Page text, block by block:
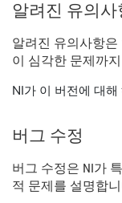
알려진 유의사
알려진 유의사항
이 심각한 문제까
NI가 이 버전에 대
버그 수정
버그 수정은 NI가
적 문제를 설명합